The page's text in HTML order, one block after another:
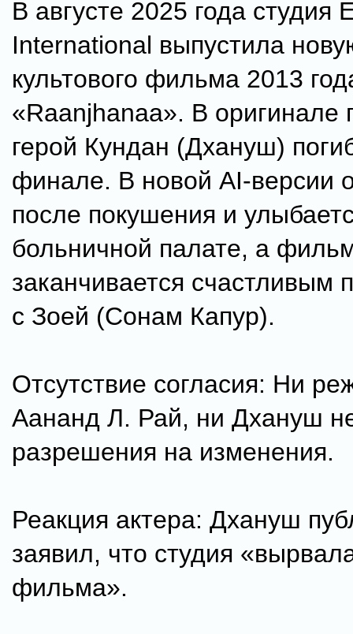
В августе 2025 года студия
International выпустила
культового фильма 2013
«Raanjhanaa». В оригинале
герой Кундан (Дхануш)
финале. В новой AI-версии
после покушения и
больничной палате, а
заканчивается счастливым
с Зоей (Сонам Капур).
Отсутствие согласия: Ни
Аананд Л. Рай, ни Дхануш
разрешения на изменения.
Реакция актера: Дхануш
заявил, что студия
фильма».